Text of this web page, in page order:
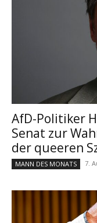
AfD-Politiker
Senat zur
der queeren
MANN DES MONATS 7.